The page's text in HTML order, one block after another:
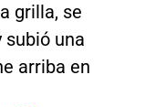
grilla, se
una
arriba en